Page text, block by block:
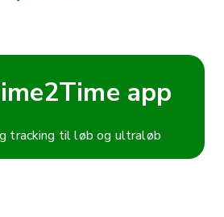
app
tracking til løb og ultraløb